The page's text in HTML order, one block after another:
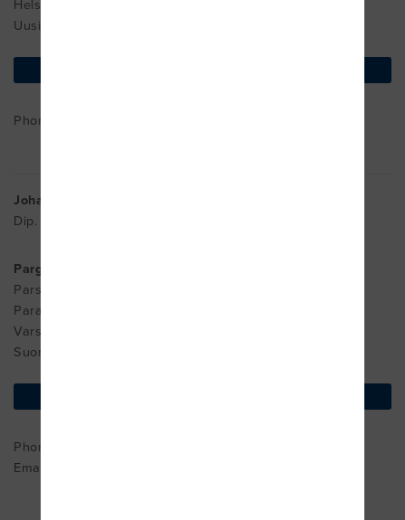
Helsinki
Uusimaa Suomi
Phone : +01041400
Johanna Söderholm
Dip. MDT
Pargas Fysiotjänst - Paraisten Fysiopalvelu
Parsbyntie 4
Parainen
Varsinais-Suomi 21600
Suomi
Phone : +02 – 458 3883
Email: